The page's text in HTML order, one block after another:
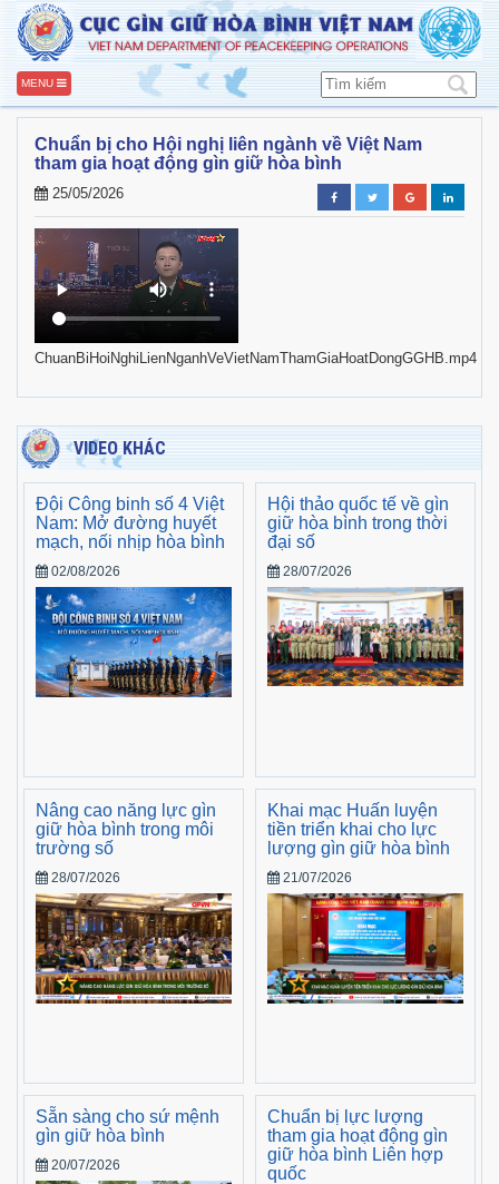
MENU
Chuẩn bị cho Hội nghị liên ngành về Việt Nam
tham gia hoạt động gìn giữ hòa bình
25/05/2026
ChuanBiHoiNghiLienNganhVeVietNamThamGiaHoatDongGGHB.mp4
VIDEO KHÁC
Đội Công binh số 4 Việt
Nam: Mở đường huyết
mạch, nối nhịp hòa bình
02/08/2026
Hội thảo quốc tế về gìn
giữ hòa bình trong thời
đại số
28/07/2026
Nâng cao năng lực gìn
giữ hòa bình trong môi
trường số
28/07/2026
Khai mạc Huấn luyện
tiền triển khai cho lực
lượng gìn giữ hòa bình
21/07/2026
Sẵn sàng cho sứ mệnh
gìn giữ hòa bình
20/07/2026
Chuẩn bị lực lượng
tham gia hoạt động gìn
giữ hòa bình Liên hợp
quốc